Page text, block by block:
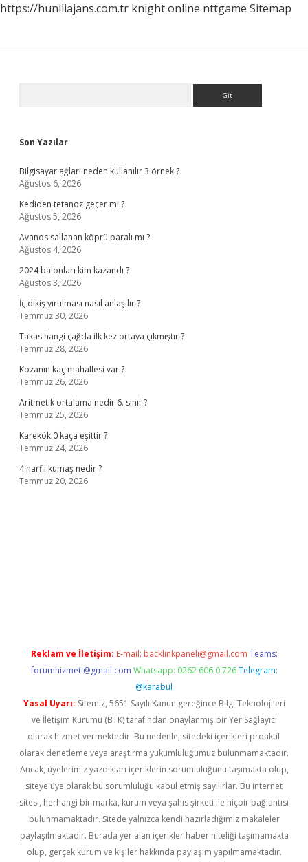
https://huniliajans.com.tr knight online nttgame Sitemap
Son Yazılar
Bilgisayar ağları neden kullanılır 3 örnek ?
Ağustos 6, 2026
Kediden tetanoz geçer mi ?
Ağustos 5, 2026
Avanos sallanan köprü paralı mı ?
Ağustos 4, 2026
2024 balonları kim kazandı ?
Ağustos 3, 2026
İç dikiş yırtılması nasıl anlaşılır ?
Temmuz 30, 2026
Takas hangi çağda ilk kez ortaya çıkmıştır ?
Temmuz 28, 2026
Kozanın kaç mahallesi var ?
Temmuz 26, 2026
Aritmetik ortalama nedir 6. sınıf ?
Temmuz 25, 2026
Karekök 0 kaça eşittir ?
Temmuz 24, 2026
4 harfli kumaş nedir ?
Temmuz 20, 2026
Reklam ve İletişim: E-mail: backlinkpaneli@gmail.com Teams:
forumhizmeti@gmail.com Whatsapp: 0262 606 0 726 Telegram:
@karabul
Yasal Uyarı: Sitemiz, 5651 Sayılı Kanun gereğince Bilgi Teknolojileri
ve İletişim Kurumu (BTK) tarafından onaylanmış bir Yer Sağlayıcı
olarak hizmet vermektedir. Bu nedenle, sitedeki içerikleri proaktif
olarak denetleme veya araştırma yükümlülüğümüz bulunmamaktadır.
Ancak, üyelerimiz yazdıkları içeriklerin sorumluluğunu taşımakta olup,
siteye üye olarak bu sorumluluğu kabul etmiş sayılırlar. Bu internet
sitesi, herhangi bir marka, kurum veya şahıs şirketi ile hiçbir bağlantısı
bulunmamaktadır. Sitede yalnızca kendi hazırladığımız makaleler
paylaşılmaktadır. Burada yer alan içerikler haber niteliği taşımamakta
olup, gerçek kurum ve kişiler hakkında paylaşım yapılmamaktadır.